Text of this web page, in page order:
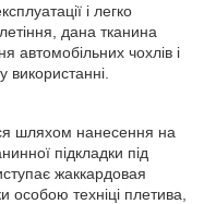
і легко
дана тканина
автомобільних чохлів і
використанні.
шляхом нанесення на
підкладки під
жаккардовая
особою техніці плетива,